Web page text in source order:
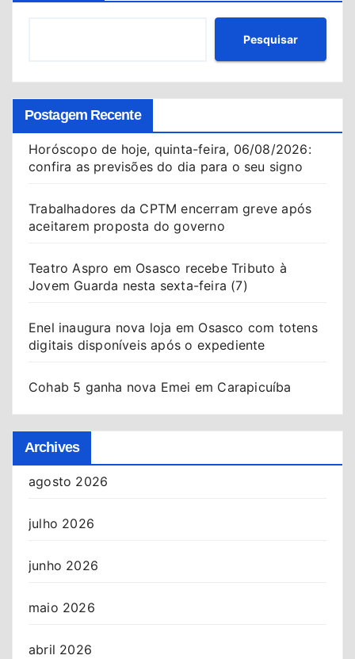
Pesquisar
Postagem Recente
Horóscopo de hoje, quinta-feira, 06/08/2026:
confira as previsões do dia para o seu signo
Trabalhadores da CPTM encerram greve após
aceitarem proposta do governo
Teatro Aspro em Osasco recebe Tributo à
Jovem Guarda nesta sexta-feira (7)
Enel inaugura nova loja em Osasco com totens
digitais disponíveis após o expediente
Cohab 5 ganha nova Emei em Carapicuíba
Archives
agosto 2026
julho 2026
junho 2026
maio 2026
abril 2026